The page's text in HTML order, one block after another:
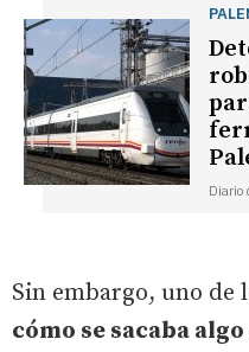
Diario
Sin embargo, uno de
cómo se sacaba